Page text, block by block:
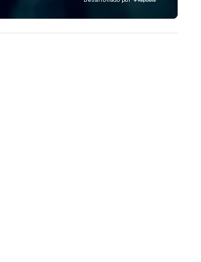
event
implement the right